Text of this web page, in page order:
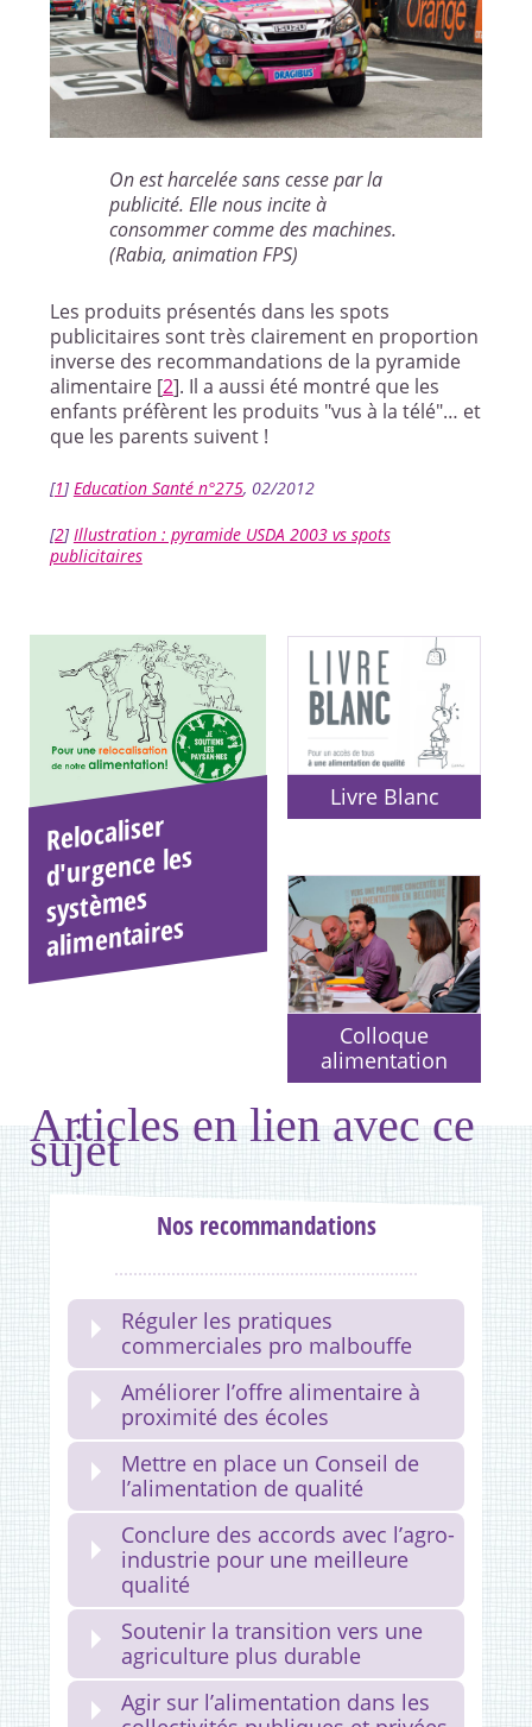
On est harcelée sans cesse par la
publicité. Elle nous incite à
consommer comme des machines.
(Rabia, animation FPS)
Les produits présentés dans les spots
publicitaires sont très clairement en proportion
inverse des recommandations de la pyramide
alimentaire[2]. Il a aussi été montré que les
enfants préfèrent les produits "vus à la télé"… et
que les parents suivent !
[1] Education Santé n°275, 02/2012
[2] Illustration : pyramide USDA 2003 vs spots
publicitaires
Relocaliser
d'urgence les
systè
mes
ali
mentaires
Livre Blanc
Colloque
alimentation
Articles en lien avec ce
sujet
Nos recommandations
Réguler les pratiques
commerciales pro malbouffe
Améliorer l’offre alimentaire à
proximité des écoles
Mettre en place un Conseil de
l’alimentation de qualité
Conclure des accords avec l’agro-
industrie pour une meilleure
qualité
Soutenir la transition vers une
agriculture plus durable
Agir sur l’alimentation dans les